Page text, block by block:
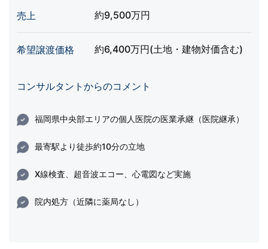
売上 約9,500万円
希望譲渡価格 約6,400万円(土地・建物対価含む)
コンサルタントからのコメント
福岡県中央部エリアの個人医院の医業承継（医院継承）
最寄駅より徒歩約10分の立地
X線検査、超音波エコー、心電図など実施
院内処方（近隣に薬局なし）